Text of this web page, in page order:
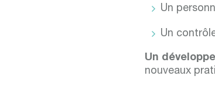
Un
Un
Un
nouveaux